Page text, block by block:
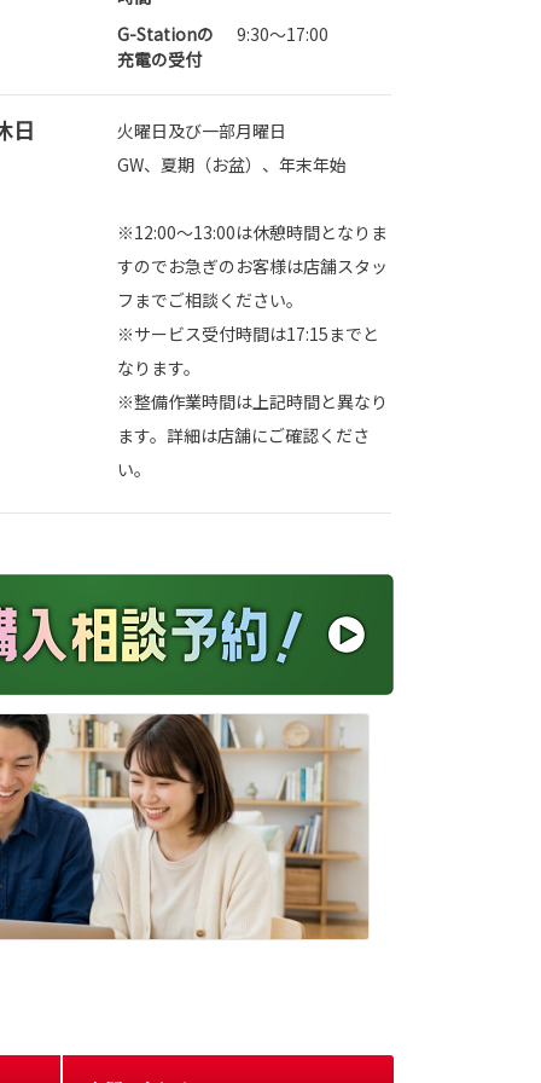
G-Stationの
充電の受付
9:30～17:00
日
火曜日及び一部月曜日
GW、夏期（お盆）、年末年始
※12:00～13:00は休憩時間となりま
すのでお急ぎのお客様は店舗スタッ
フまでご相談ください。
※サービス受付時間は17:15までと
なります。
※整備作業時間は上記時間と異なり
ます。詳細は店舗にご確認くださ
い。